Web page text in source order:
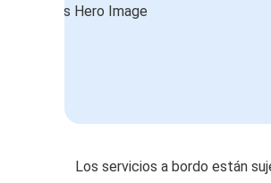
Los servicios a bordo están